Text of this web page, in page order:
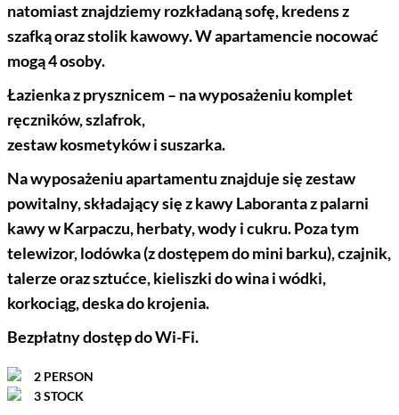
natomiast znajdziemy rozkładaną sofę, kredens z
szafką oraz stolik kawowy. W apartamencie nocować
mogą 4 osoby.
Łazienka z prysznicem – na wyposażeniu komplet
ręczników, szlafrok,
zestaw kosmetyków i suszarka.
Na wyposażeniu apartamentu znajduje się zestaw
powitalny, składający się z kawy Laboranta z palarni
kawy w Karpaczu, herbaty, wody i cukru. Poza tym
telewizor, lodówka (z dostępem do mini barku), czajnik,
talerze oraz sztućce, kieliszki do wina i wódki,
korkociąg, deska do krojenia.
Bezpłatny dostęp do Wi-Fi.
2 PERSON
3 STOCK